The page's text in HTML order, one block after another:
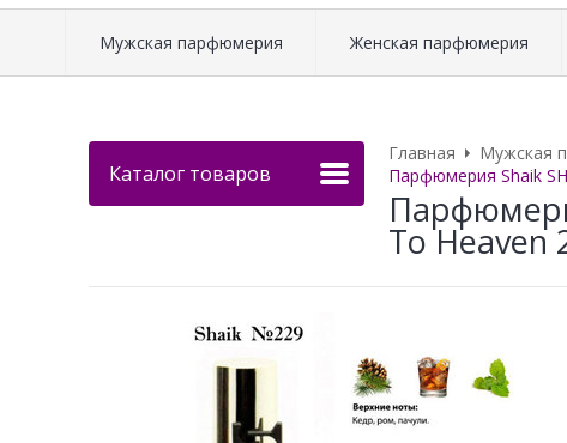
Мужская парфюмерия Женская парфюмерия
Каталог товаров
Главная Мужская
Парфюмерия Shaik
To Heaven